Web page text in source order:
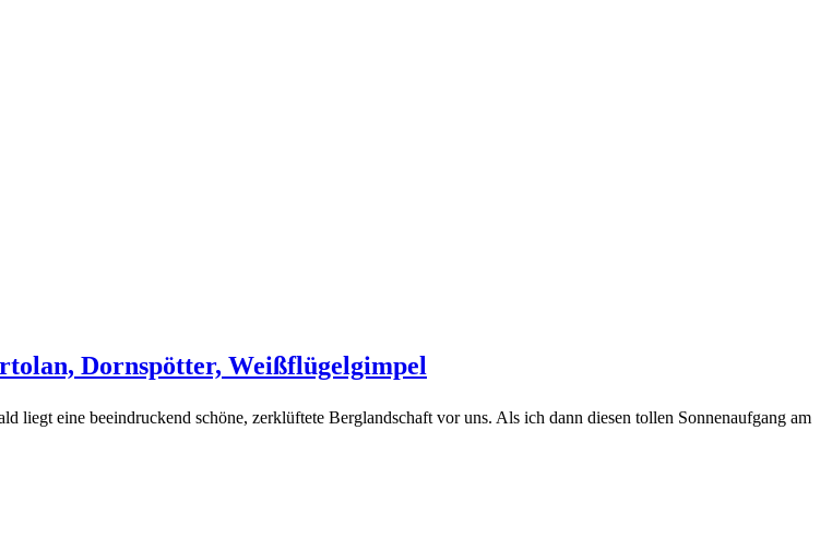
Dornspötter, Weißflügelgimpel
eine beeindruckend schöne, zerklüftete Berglandschaft vor uns. Als ich dann diesen tollen Sonnenaufgang am